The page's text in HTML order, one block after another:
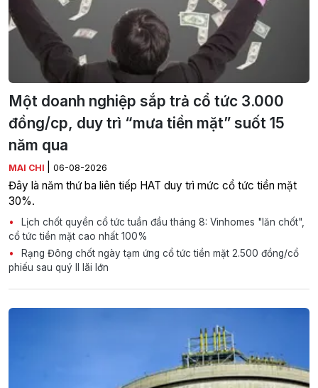
Một doanh nghiệp sắp trả cổ tức 3.000
đồng/cp, duy trì “mưa tiền mặt” suốt 15
năm qua
MAI CHI 06-08-2026
Đây là năm thứ ba liên tiếp HAT duy trì mức cổ tức tiền mặt
30%.
Lịch chốt quyền cổ tức tuần đầu tháng 8: Vinhomes "lăn chốt",
cổ tức tiền mặt cao nhất 100%
Rạng Đông chốt ngày tạm ứng cổ tức tiền mặt 2.500 đồng/cổ
phiếu sau quý II lãi lớn